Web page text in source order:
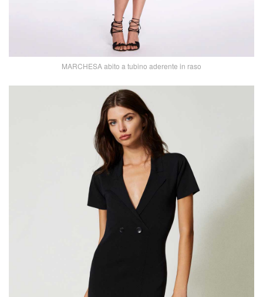
MARCHESA abito a tubino aderente in raso